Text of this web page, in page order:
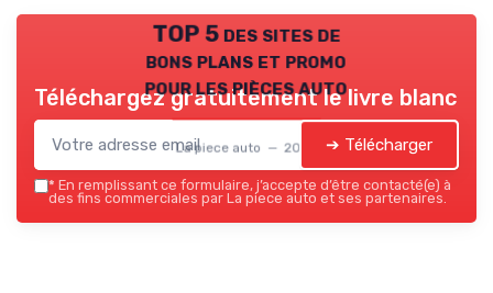
TOP 5 des sites de
bons plans et promo
pour les pièces auto
La piece auto — 2026
Téléchargez gratuitement le livre blanc
➔ Télécharger
* En remplissant ce formulaire, j’accepte d’être contacté(e) à
des fins commerciales par La piece auto et ses partenaires.